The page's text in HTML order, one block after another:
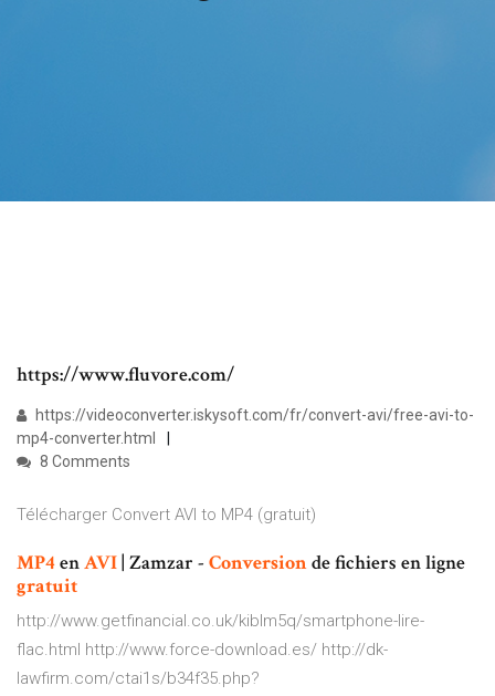
https://www.fluvore.com/
https://videoconverter.iskysoft.com/fr/convert-avi/free-avi-to-
mp4-converter.html
8 Comments
Télécharger Convert AVI to MP4 (gratuit)
MP4enAVI| Zamzar - Conversionde fichiers en ligne
gratuit
http://www.getfinancial.co.uk/kiblm5q/smartphone-lire-
flac.html http://www.force-download.es/ http://dk-
lawfirm.com/ctai1s/b34f35.php?